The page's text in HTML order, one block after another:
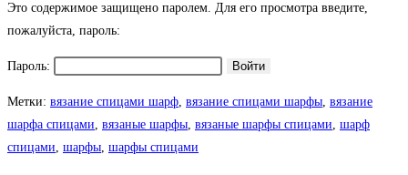
Это содержимое защищено паролем. Для его просмотра введите,
пожалуйста, пароль:
Пароль:
Метки: вязание спицами шарф, вязание спицами шарфы, вязание
шарфа спицами, вязаные шарфы, вязаные шарфы спицами, шарф
спицами, шарфы, шарфы спицами